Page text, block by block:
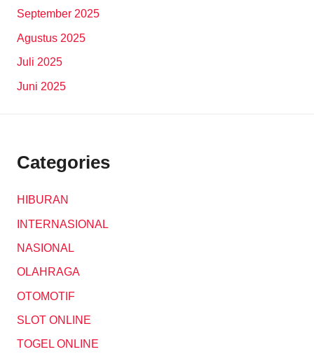
September 2025
Agustus 2025
Juli 2025
Juni 2025
Categories
HIBURAN
INTERNASIONAL
NASIONAL
OLAHRAGA
OTOMOTIF
SLOT ONLINE
TOGEL ONLINE